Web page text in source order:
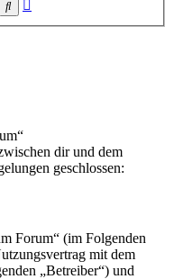
Suche
dir und dem
geschlossen:
Forum“ (im Folgenden
mit dem
„Betreiber“) und